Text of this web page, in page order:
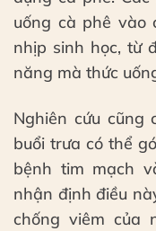
uống cà phê vào
nhịp sinh học, từ
năng mà thức
Nghiên cứu cũng
buổi trưa có thể
bệnh tim mạch
nhận định điều
chống viêm của